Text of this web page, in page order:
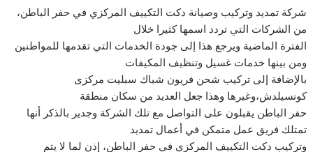
شركة تمديد وتركيب وصيانة دكت التكييف المركزي في حفر الباطن،
من الشركات التي تردد اسمها كثيرا خلال
الفترة الماضية ويرجع هذا إلى جودة الخدمات التي تقدمها للمواطنين
ومن بينها خدمات غسيل وتنظيف المكيفات
بالإضافة إلى تركيب شحن فريون شباك سبليت مركزى
كونسيلدش،وغيرها وهذا جعل العديد من سكان منطقة
حفر الباطن يقبلون على التواصل مع تلك الشركة وجدير بالذكر أنها
تمتلك فريق عمل متمكن في أعمال تمديد
وتركيب دكت التكييف المركزي في حفر الباطن، إذن لما لا يتم